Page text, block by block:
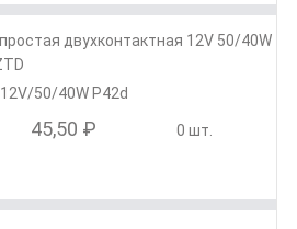
двухконтактная 12V 50/40W
12V/50/40W P42d
45,50 ₽ 0 шт.